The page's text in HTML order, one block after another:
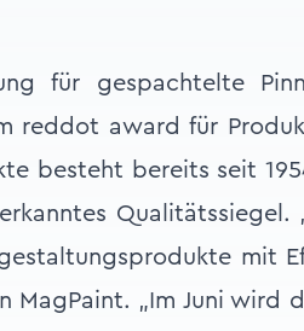
für gespachtelte
reddot award für
besteht bereits seit
Qualitätssiegel.
mit
MagPaint. „Im Juni wird